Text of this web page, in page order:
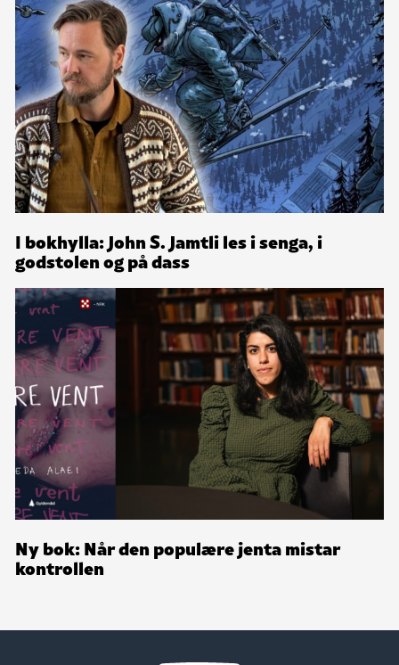
I bokhylla: John S. Jamtli les i senga, i
godstolen og på dass
Ny bok: Når den populære jenta mistar
kontrollen